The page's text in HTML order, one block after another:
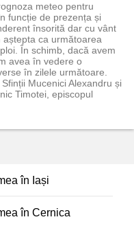
meteo pentru
funcție de prezența și
însorită dar cu vânt
ca următoarea
În schimb, dacă avem
avea în vedere o
în zilele următoare.
Mucenici Alexandru și
Timotei, episcopul
în Iași
în Cernica